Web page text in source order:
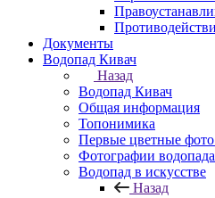
Документы
Водопад Кивач
Назад
Водопад Кивач
Общая информация
Топонимика
Первые цветные фото
Фотографии водопада
Водопад в искусстве
Назад